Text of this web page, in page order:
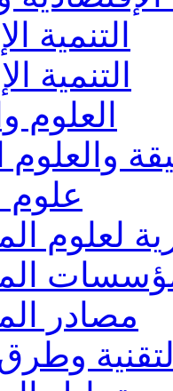
التنمية
التنمية
العلوم
والعلوم
علوم
لعلوم
مصادر